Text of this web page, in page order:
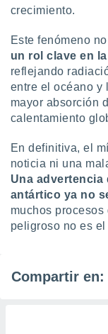
crecimiento.
Este fenómeno
un rol clave en
reflejando
entre el océano y
mayor absorción
calentamiento
En definitiva, el
noticia ni una
Una advertencia
antártico ya no
muchos
peligroso no es
Compartir en: